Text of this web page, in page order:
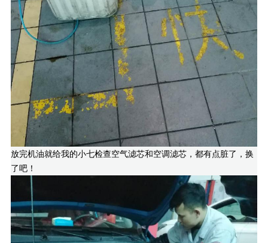
放完机油就给我的小七检查空气滤芯和空调滤芯，都有点脏了，换
了吧！